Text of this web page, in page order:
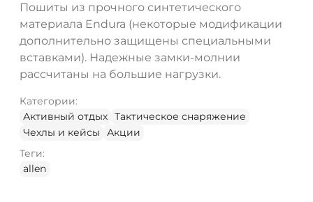
Пошиты из прочного синтетического
материала Endura (некоторые модификации
дополнительно защищены специальными
вставками). Надежные замки-молнии
рассчитаны на большие нагрузки.
Категории:
Активный отдых Тактическое снаряжение
Чехлы и кейсы
Акции
Теги:
allen